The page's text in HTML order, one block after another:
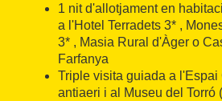
1 nit d'allotjament en
a l'Hotel Terradets 3* ,
3* , Masia Rural d'Àger o
Farfanya
Triple visita guiada a l'Espai
antiaeri i al Museu del Torró